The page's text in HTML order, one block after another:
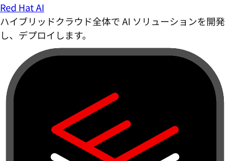
Red Hat AI
ハイブリッドクラウド全体で AI ソリューションを開発
し、デプロイします。